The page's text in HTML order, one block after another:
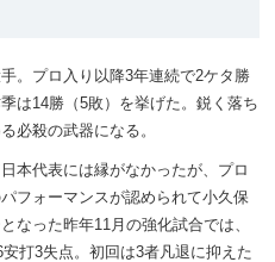
。プロ入り以降3年連続で2ケタ勝
は14勝（5敗）を挙げた。鋭く落ち
必殺の武器になる。
本代表には縁がなかったが、プロ
フォーマンスが認められて小久保
なった昨年11月の強化試合では、
打3失点。初回は3者凡退に抑えた